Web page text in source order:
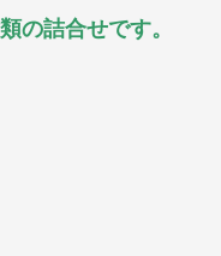
の詰合せです。